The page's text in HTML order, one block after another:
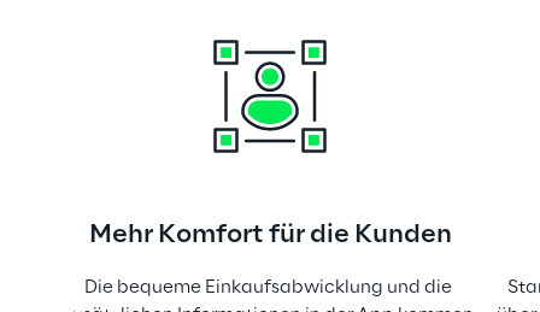
Mehr Komfort für die Kunden
Die bequeme Einkaufsabwicklung und die